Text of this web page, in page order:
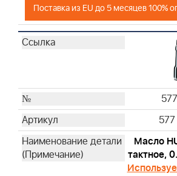
Поставка из EU до 5 месяцев 100%
Масло
тактное,